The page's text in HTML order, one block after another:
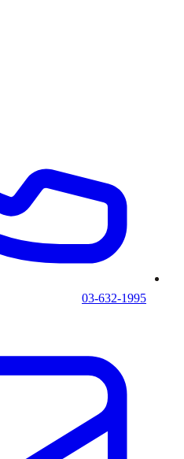
03-632-1995